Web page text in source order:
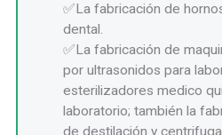
La fabricación de
dental.
La fabricación de
por ultrasonidos para
esterilizadores medico
laboratorio; también la
de destilación y